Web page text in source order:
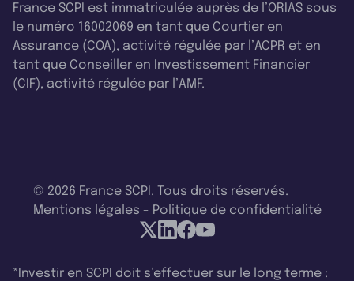
France SCPI est immatriculée auprès de l’ORIAS sous
le numéro 16002069 en tant que Courtier en
Assurance (COA), activité régulée par l’ACPR et en
tant que Conseiller en Investissement Financier
(CIF), activité régulée par l’AMF.
© 2026 France SCPI. Tous droits réservés.
Mentions légales - Politique de confidentialité
*Investir en SCPI doit s’effectuer sur le long terme :